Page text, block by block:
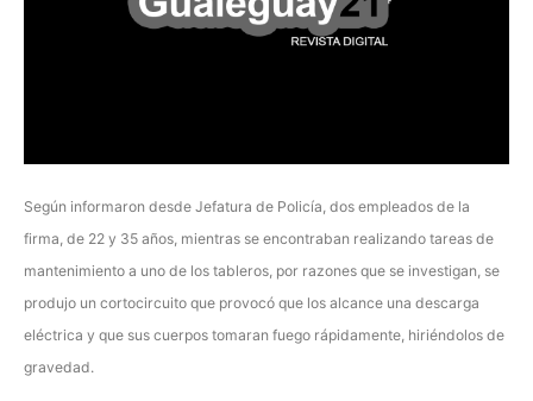
Según informaron desde Jefatura de Policía, dos empleados de la
firma, de 22 y 35 años, mientras se encontraban realizando tareas de
mantenimiento a uno de los tableros, por razones que se investigan, se
produjo un cortocircuito que provocó que los alcance una descarga
eléctrica y que sus cuerpos tomaran fuego rápidamente, hiriéndolos de
gravedad.